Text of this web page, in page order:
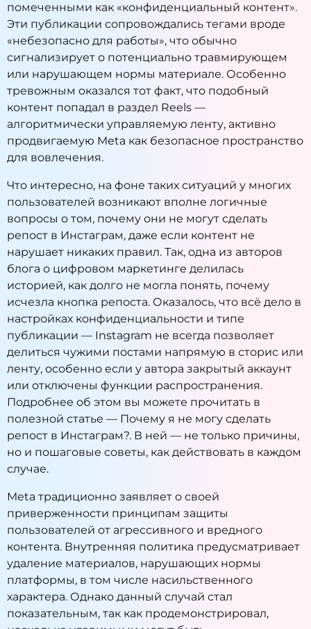
помеченными как «конфиденциальный контент».
Эти публикации сопровождались тегами вроде
«небезопасно для работы», что обычно
сигнализирует о потенциально травмирующем
или нарушающем нормы материале. Особенно
тревожным оказался тот факт, что подобный
контент попадал в раздел Reels —
алгоритмически управляемую ленту, активно
продвигаемую Meta как безопасное пространство
для вовлечения.
Что интересно, на фоне таких ситуаций у многих
пользователей возникают вполне логичные
вопросы о том, почему они не могут сделать
репост в Инстаграм, даже если контент не
нарушает никаких правил. Так, одна из авторов
блога о цифровом маркетинге делилась
историей, как долго не могла понять, почему
исчезла кнопка репоста. Оказалось, что всё дело в
настройках конфиденциальности и типе
публикации — Instagram не всегда позволяет
делиться чужими постами напрямую в сторис или
ленту, особенно если у автора закрытый аккаунт
или отключены функции распространения.
Подробнее об этом вы можете прочитать в
полезной статье — Почему я не могу сделать
репост в Инстаграм?. В ней — не только причины,
но и пошаговые советы, как действовать в каждом
случае.
Meta традиционно заявляет о своей
приверженности принципам защиты
пользователей от агрессивного и вредного
контента. Внутренняя политика предусматривает
удаление материалов, нарушающих нормы
платформы, в том числе насильственного
характера. Однако данный случай стал
показательным, так как продемонстрировал,